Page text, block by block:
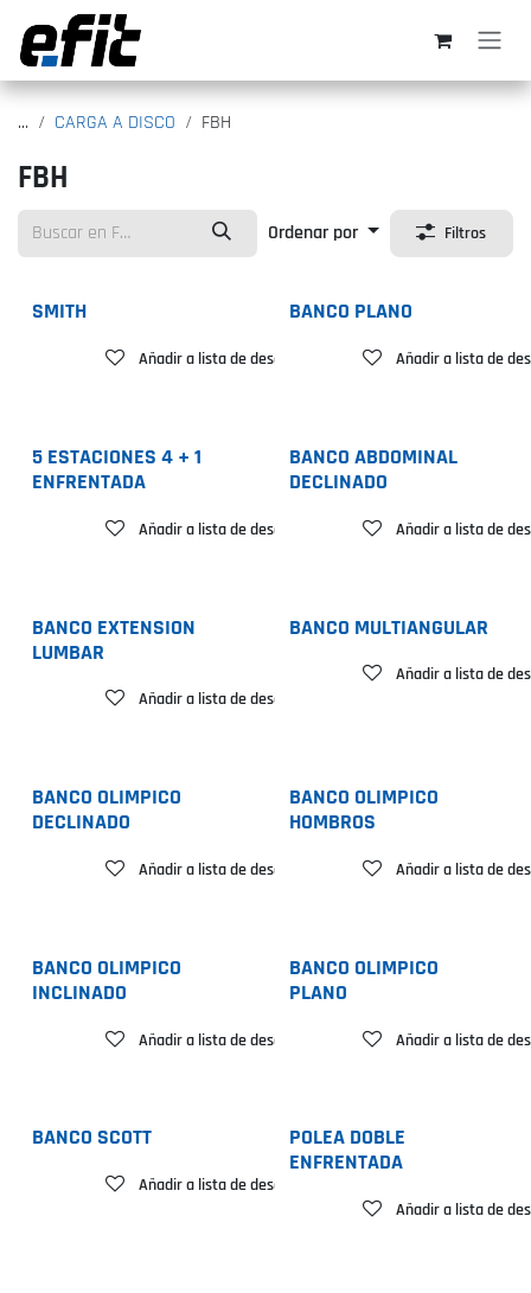
Ir al contenido
... CARGA A DISCO FBH
FBH
Ordenar por Filtros
SMITH
Añadir a lista de deseos
BANCO PLANO
Añadir a lista de
5 ESTACIONES 4 + 1
ENFRENTADA
Añadir a lista de deseos
BANCO ABDOMINAL
DECLINADO
Añadir a lista de
BANCO EXTENSION
LUMBAR
Añadir a lista de deseos
BANCO MULTIANGULAR
Añadir a lista de
BANCO OLIMPICO
DECLINADO
Añadir a lista de deseos
BANCO OLIMPICO
HOMBROS
Añadir a lista de
BANCO OLIMPICO
INCLINADO
Añadir a lista de deseos
BANCO OLIMPICO
PLANO
Añadir a lista de
BANCO SCOTT
Añadir a lista de deseos
POLEA DOBLE
ENFRENTADA
Añadir a lista de